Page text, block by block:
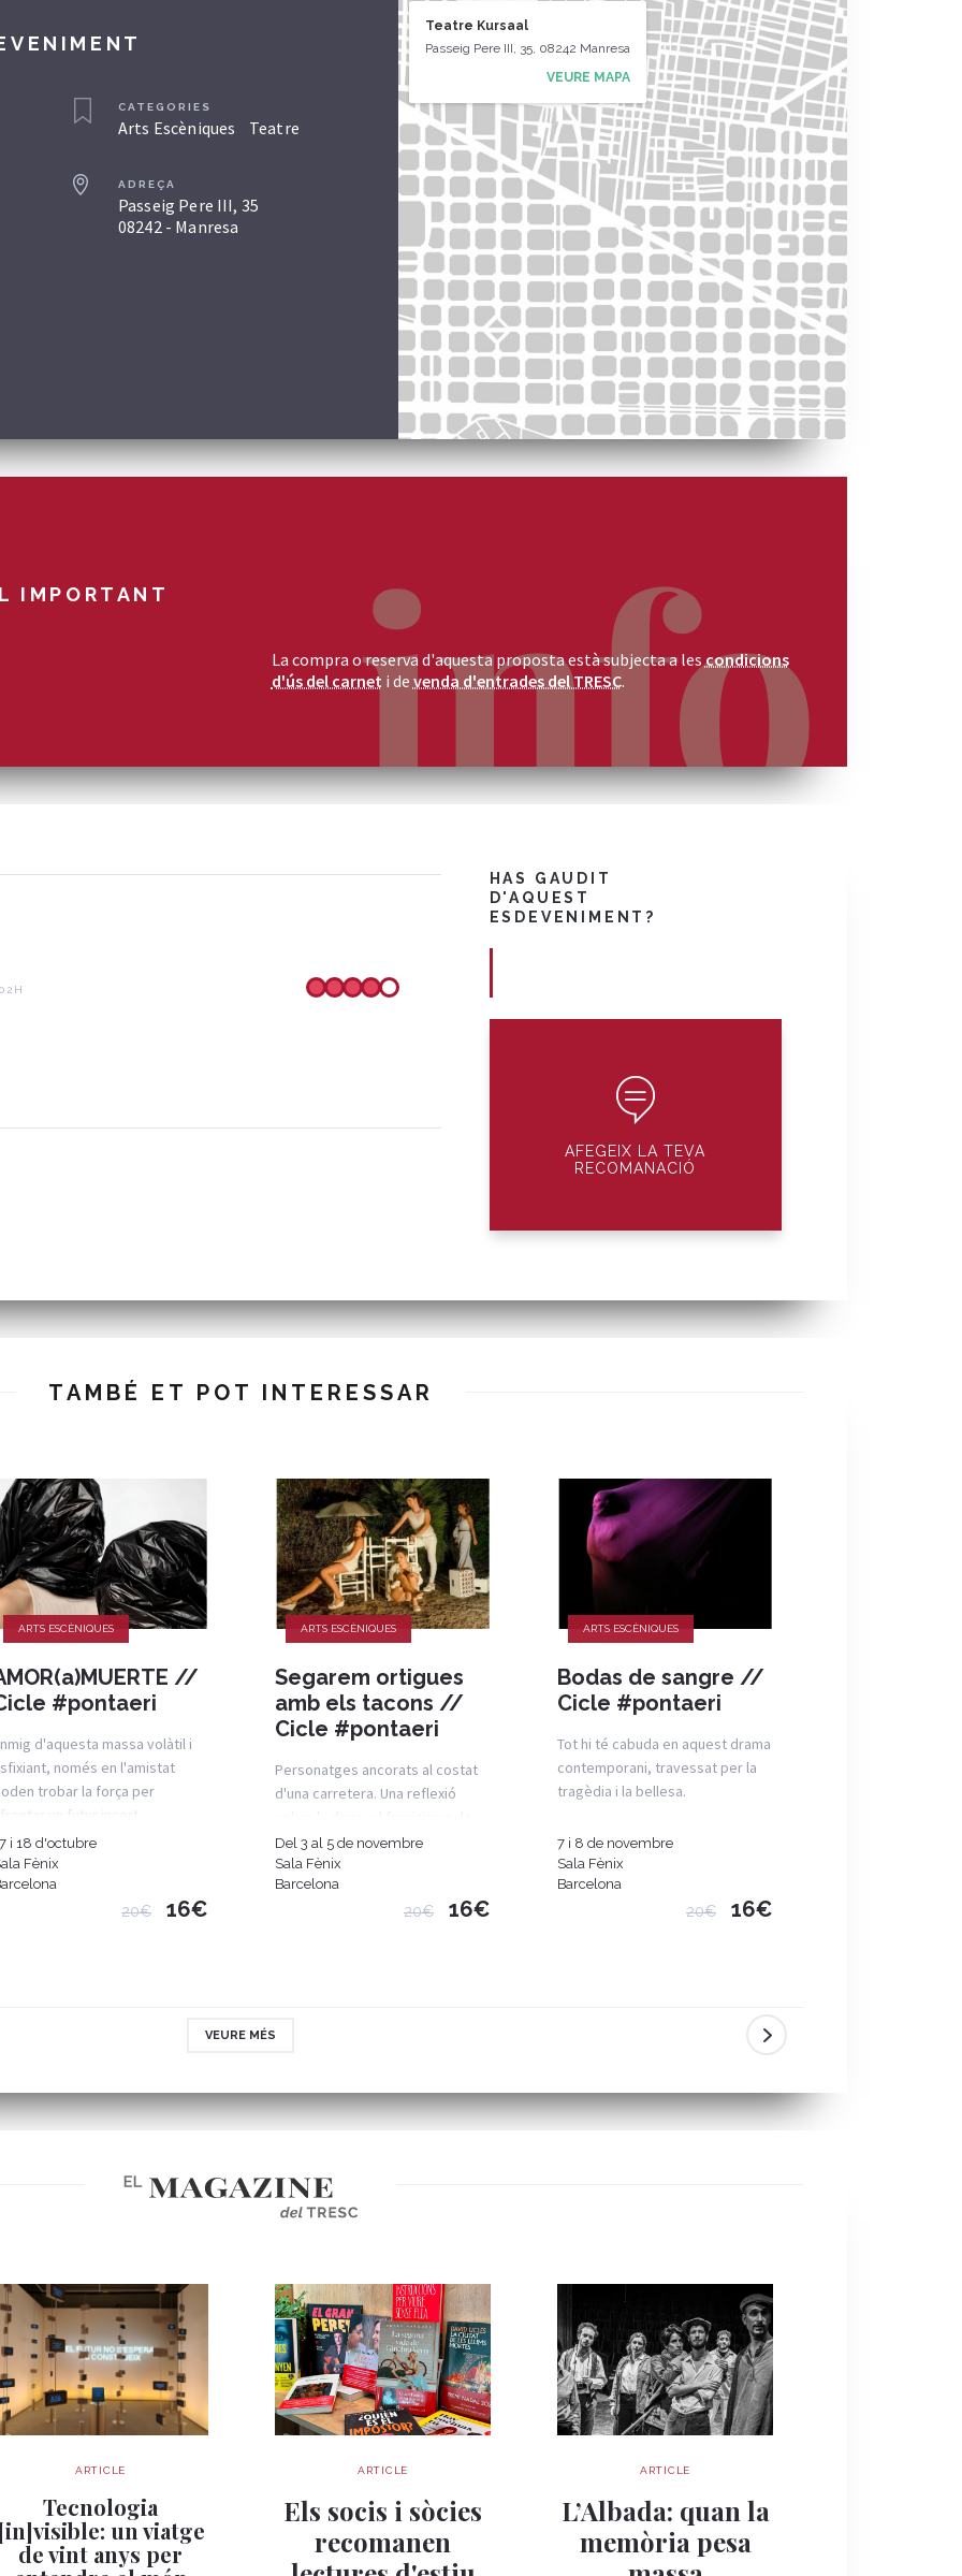
CATEGORIES
Arts Escèniques Teatre
ADREÇA
Passeig Pere III, 35
08242 - Manresa
Teatre Kursaal
Passeig Pere III, 35, 08242 Manresa
VEURE MAPA
IMPORTANT
La compra o reserva d'aquesta proposta està subjecta a lescondicions
d'ús del carnet i de venda d'entrades del TRESC.
HAS GAUDIT
D'AQUEST
ESDEVENIMENT?
AFEGEIX LA TEVA
RECOMANACIÓ
TAMBÉ ET POT INTERESSAR
ARTS ESCÈNIQUES
//
#pontaeri
d'aquesta massa volàtil i
només en l'amistat
trobar la força per
un futur incert.
i 18 d'octubre
Fènix
20€ 16€
ARTS ESCÈNIQUES
Segarem ortigues
amb els tacons //
Cicle #pontaeri
Personatges ancorats al costat
d'una carretera. Una reflexió
prostitució i el masclisme.
Del 3 al 5 de novembre
Sala Fènix
Barcelona
20€ 16€
ARTS ESCÈNIQUES
Bodas de sangre //
Cicle #pontaeri
Tot hi té cabuda en aquest drama
contemporani, travessat per la
tragèdia i la bellesa.
7 i 8 de novembre
Sala Fènix
Barcelona
20€ 16€
VEURE MÉS
ARTICLE
Tecnologia
un viatge
de vint anys per
ARTICLE
Els socis i sòcies
recomanen
ARTICLE
L’Albada: quan la
memòria pesa